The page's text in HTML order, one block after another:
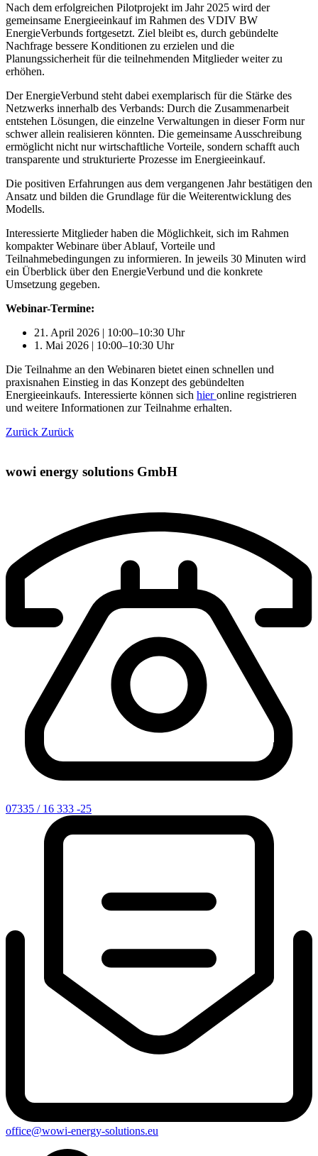
Nach dem erfolgreichen Pilotprojekt im Jahr 2025 wird der
gemeinsame Energieeinkauf im Rahmen des VDIV BW
EnergieVerbunds fortgesetzt. Ziel bleibt es, durch gebündelte
Nachfrage bessere Konditionen zu erzielen und die
Planungssicherheit für die teilnehmenden Mitglieder weiter zu
erhöhen.
Der EnergieVerbund steht dabei exemplarisch für die Stärke des
Netzwerks innerhalb des Verbands: Durch die Zusammenarbeit
entstehen Lösungen, die einzelne Verwaltungen in dieser Form nur
schwer allein realisieren könnten. Die gemeinsame Ausschreibung
ermöglicht nicht nur wirtschaftliche Vorteile, sondern schafft auch
transparente und strukturierte Prozesse im Energieeinkauf.
Die positiven Erfahrungen aus dem vergangenen Jahr bestätigen den
Ansatz und bilden die Grundlage für die Weiterentwicklung des
Modells.
Interessierte Mitglieder haben die Möglichkeit, sich im Rahmen
kompakter Webinare über Ablauf, Vorteile und
Teilnahmebedingungen zu informieren. In jeweils 30 Minuten wird
ein Überblick über den EnergieVerbund und die konkrete
Umsetzung gegeben.
Webinar-Termine:
21. April 2026 | 10:00–10:30 Uhr
1. Mai 2026 | 10:00–10:30 Uhr
Die Teilnahme an den Webinaren bietet einen schnellen und
praxisnahen Einstieg in das Konzept des gebündelten
Energieeinkaufs. Interessierte können sich hieronline registrieren
und weitere Informationen zur Teilnahme erhalten.
Zurück Zurück
wowi energy solutions GmbH
07335 / 16 333 -25
office@wowi-energy-solutions.eu